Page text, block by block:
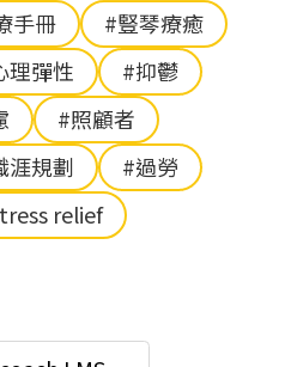
手冊
#豎琴療癒
理彈性
#抑鬱
#照顧者
涯規劃
#過勞
relief